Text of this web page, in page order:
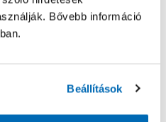
Bővebb információ
Beállítások